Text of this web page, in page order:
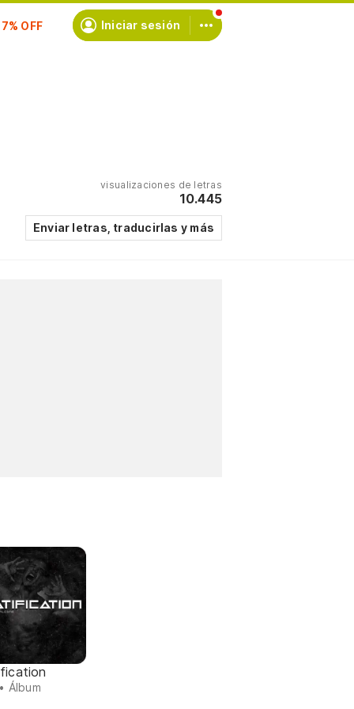
Iniciar sesión
visualizaciones de letras
10.445
Enviar letras, traducirlas y más
Álbum